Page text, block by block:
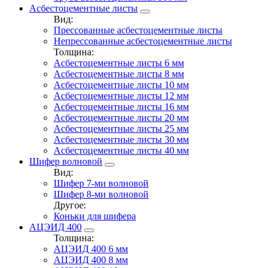
Асбестоцементные листы
Вид:
Прессованные асбестоцементные листы
Непрессованные асбестоцементные листы
Толщина:
Асбестоцементные листы 6 мм
Асбестоцементные листы 8 мм
Асбестоцементные листы 10 мм
Асбестоцементные листы 12 мм
Асбестоцементные листы 16 мм
Асбестоцементные листы 20 мм
Асбестоцементные листы 25 мм
Асбестоцементные листы 30 мм
Асбестоцементные листы 40 мм
Шифер волновой
Вид:
Шифер 7-ми волновой
Шифер 8-ми волновой
Другое:
Коньки для шифера
АЦЭИД 400
Толщина:
АЦЭИД 400 6 мм
АЦЭИД 400 8 мм